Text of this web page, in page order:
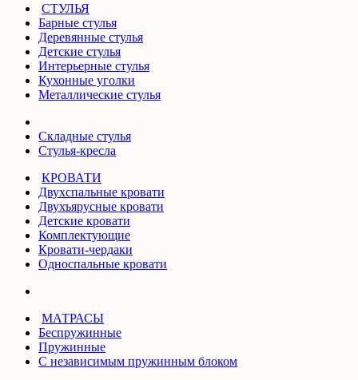
СТУЛЬЯ
Барные стулья
Деревянные стулья
Детские стулья
Интерьерные стулья
Кухонные уголки
Металлические стулья
Складные стулья
Стулья-кресла
КРОВАТИ
Двухспальные кровати
Двухъярусные кровати
Детские кровати
Комплектующие
Кровати-чердаки
Односпальные кровати
МАТРАСЫ
Беспружинные
Пружинные
С независимым пружинным блоком